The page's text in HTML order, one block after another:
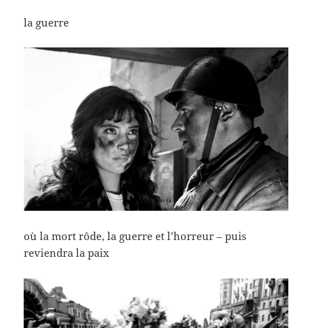
la guerre
où la mort rôde, la guerre et l’horreur – puis
reviendra la paix